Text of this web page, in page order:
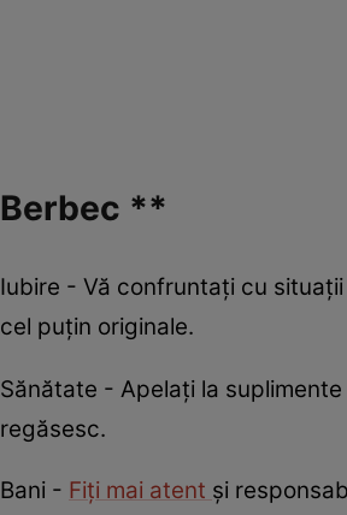
Berbec **
Iubire - Vă confruntați cu
cel puțin originale.
Sănătate - Apelați la
regăsesc.
Bani - Fiți mai atent și